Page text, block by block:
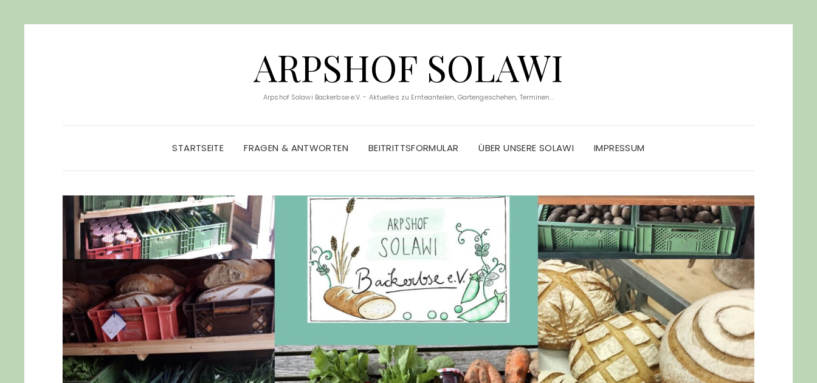
ARPSHOF SOLAWI
Arpshof Solawi Backerbse e.V. - Aktuelles zu Ernteanteilen, Gartengeschehen, Terminen...
STARTSEITE FRAGEN & ANTWORTEN BEITRITTSFORMULAR ÜBER UNSERE SOLAWI IMPRESSUM